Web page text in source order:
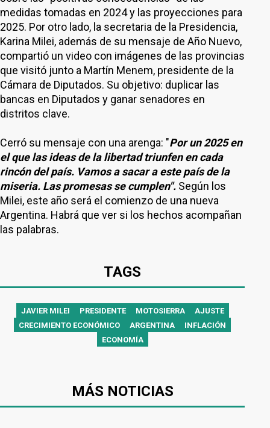
medidas tomadas en 2024 y las proyecciones para
2025. Por otro lado, la secretaria de la Presidencia,
Karina Milei, además de su mensaje de Año Nuevo,
compartió un video con imágenes de las provincias
que visitó junto a Martín Menem, presidente de la
Cámara de Diputados. Su objetivo: duplicar las
bancas en Diputados y ganar senadores en
distritos clave.
Cerró su mensaje con una arenga: "Por un 2025 en
el que las ideas de la libertad triunfen en cada
rincón del país. Vamos a sacar a este país de la
miseria. Las promesas se cumplen". Según los
Milei, este año será el comienzo de una nueva
Argentina. Habrá que ver si los hechos acompañan
las palabras.
TAGS
JAVIER MILEI PRESIDENTE MOTOSIERRA
AJUSTE
CRECIMIENTO ECONÓMICO
ARGENTINA
INFLACIÓN
ECONOMÍA
MÁS NOTICIAS